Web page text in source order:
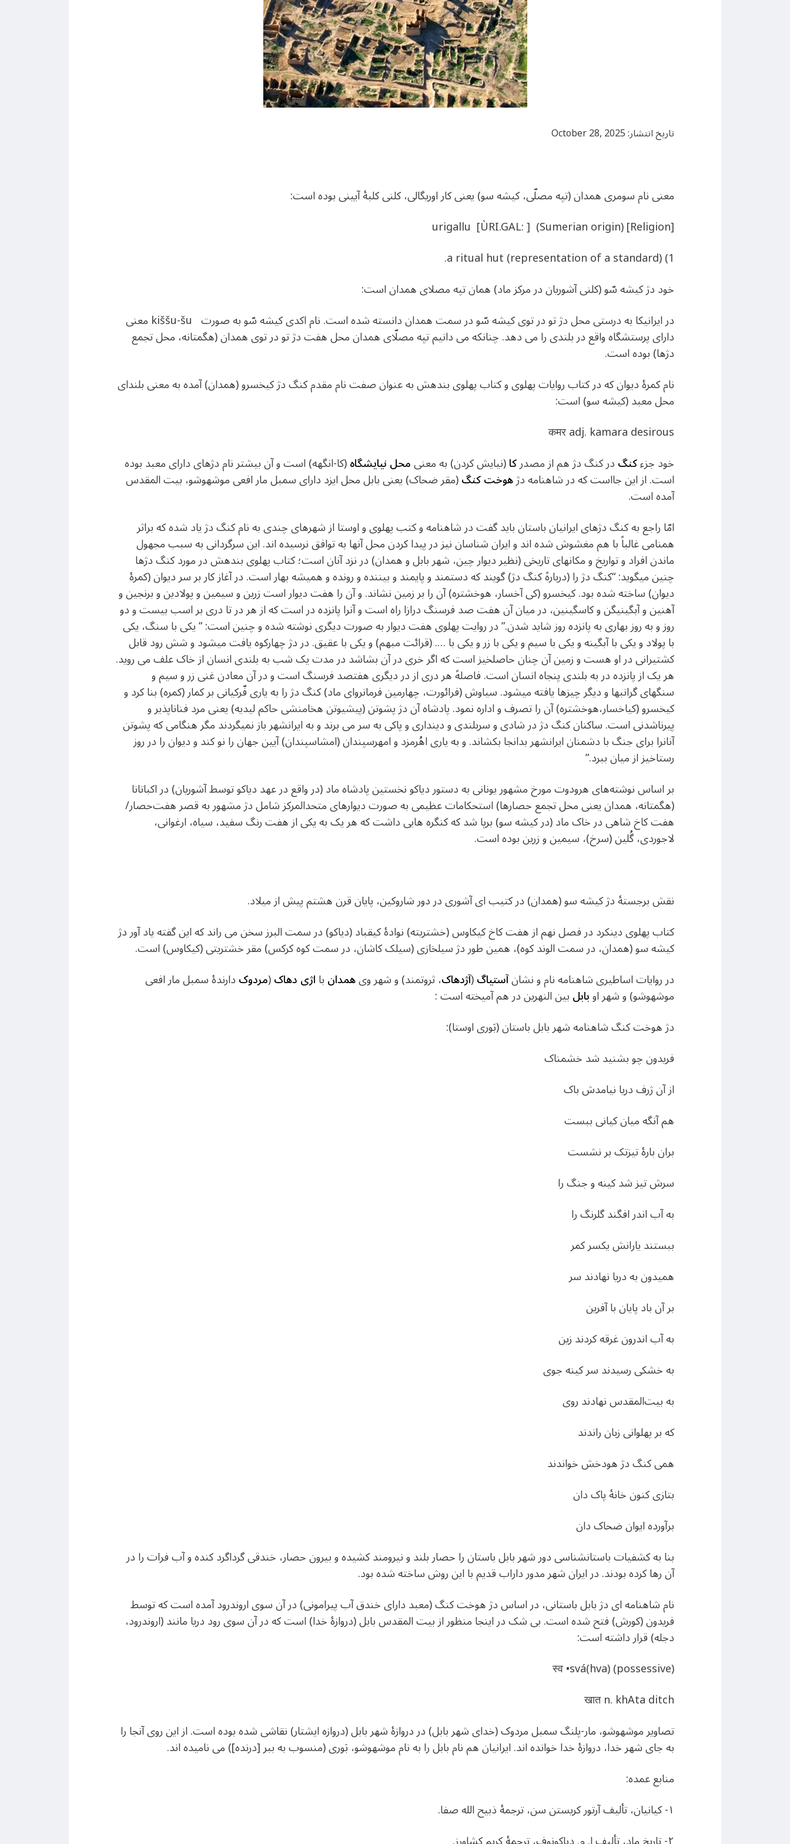
تاریخ انتشار: October 28, 2025
معنی نام سومری همدان (تپه مصلّی، کیشه سو) یعنی کار اوریگالی، کلنی کلبۀ آیینی بوده است:
urigallu [ÙRI.GAL: ] (Sumerian origin) [Religion]
1) a ritual hut (representation of a standard).
خود دژ کیشه سّو (کلنی آشوریان در مرکز ماد) همان تپه مصلای همدان است:
در ایرانیکا به درستی محل دژ تو در توی کیشه سّو در سمت همدان دانسته شده است. نام اکدی کیشه سّو به صورت kiššu-šu معنی
دارای پرستشگاه واقع در بلندی را می دهد. چنانکه می دانیم تپه مصلّای همدان محل هفت دژ تو در توی همدان (هگمتانه، محل تجمع
دژها) بوده است.
نام کمرهٔ دیوان که در کتاب روایات پهلوی و کتاب پهلوی بندهش به عنوان صفت نام مقدم کنگ دژ کیخسرو (همدان) آمده به معنی بلندای
محل معبد (کیشه سو) است:
कमर adj. kamara desirous
خود جزءکنگدر کنگ دژ هم از مصدرکا(نیایش کردن) به معنیمحل نیایشگاه(کا-انگهه) است و آن بیشتر نام دژهای دارای معبد بوده
است. از این جااست که در شاهنامه دژهوخت کنگ(مقر ضحاک) یعنی بابل محل ایزد دارای سمبل مار افعی موشهوشو، بیت المقدس
آمده است.
امّا راجع به کنگ دژهای ایرانیان باستان باید گفت در شاهنامه و کتب پهلوی و اوستا از شهرهای چندی به نام کنگ دژ یاد شده که براثر
همنامی غالباً با هم مغشوش شده اند و ایران شناسان نیز در پیدا کردن محل آنها به توافق نرسیده اند. این سرگردانی به سبب مجهول
ماندن افراد و تواریخ و مکانهای تاریخی (نظیر دیوار چین، شهر بابل و همدان) در نزد آنان است؛ کتاب پهلوی بندهش در مورد کنگ دژها
چنین میگوید: “کنگ دژ را (دربارهً کنگ دژ) گویند که دستمند و پایمند و بیننده و رونده و همیشه بهار است. در آغاز کار بر سر دیوان (کمرهٔ
دیوان) ساخته شده بود. کیخسرو (کی آخسار، هوخشتره) آن را بر زمین نشاند. و آن را هفت دیوار است زرین و سیمین و پولادین و برنجین و
آهنین و آبگینیگن و کاسگینین، در میان آن هفت صد فرسنگ درازا راه است و آنرا پانزده در است که از هر در تا دری بر اسب بیست و دو
روز و به روز بهاری به پانزده روز شاید شدن.” در روایت پهلوی هفت دیوار به صورت دیگری نوشته شده و چنین است: ” یکی با سنگ، یکی
با پولاد و یکی با آبگینه و یکی با سیم و یکی با زر و یکی با …. (قرائت مبهم) و یکی با عقیق. در دژ چهارکوه یافت میشود و شش رود قابل
کشتیرانی در او هست و زمین آن چنان حاصلخیز است که اگر خری در آن بشاشد در مدت یک شب به بلندی انسان از خاک علف می روید.
هر یک از پانزده در به بلندی پنجاه انسان است. فاصلهً هر دری از در دیگری هفتصد فرسنگ است و در آن معادن غنی زر و سیم و
سنگهای گرانبها و دیگر چیزها یافته میشود. سیاوش (فرائورت، چهارمین فرمانروای ماد) کنگ دژ را به یاری فّرکیانی بر کمار (کمره) بنا کرد و
کیخسرو (کیاخسار،هوخشتره) آن را تصرف و اداره نمود. پادشاه آن دژ پشوتن (پیشیوتن هخامنشی حاکم لیدیه) یعنی مرد فناناپذیر و
پیرناشدنی است. ساکنان کنگ دژ در شادی و سربلندی و دینداری و پاکی به سر می برند و به ایرانشهر باز نمیگردند مگر هنگامی که پشوتن
آنانرا برای جنگ با دشمنان ایرانشهر بدانجا بکشاند. و به یاری اهُرمزد و امهرسپندان (امشاسپندان) آیین جهان را نو کند و دیوان را در روز
رستاخیز از میان ببرد.”
بر اساس نوشته‌های هرودوت مورخ مشهور یونانی به دستور دیاکو نخستین پادشاه ماد (در واقع در عهد دیاکو توسط آشوریان) در اکباتانا
(هگمتانه، همدان یعنی محل تجمع حصارها) استحکامات عظیمی به صورت دیوارهای متحدالمرکز شامل دژ مشهور به قصر هفت‌حصار/
هفت کاخ‌ شاهی در خاک ماد (در کیشه سو) برپا شد که کنگره هایی داشت که هر یک به یکی از هفت رنگ سفید، سیاه، ارغوانی،
لاجوردی، گُلین (سرخ)، سیمین و زرین بوده است.
نقش برجستۀ دژ کیشه سو (همدان) در کتیب ای آشوری در دور شاروکین، پایان قرن هشتم پیش از میلاد.
کتاب پهلوی دینکرد در فصل نهم از هفت کاخ کیکاوس (خشتریته) نوادهٔ کیقباد (دیاکو) در سمت البرز سخن می راند که این گفته یاد آور دژ
کیشه سو (همدان، در سمت الوند کوه)، همین طور دژ سیلخازی (سیلک کاشان، در سمت کوه کرکس) مقر خشتریتی (کیکاوس) است.
در روایات اساطیری شاهنامه نام و نشانآستیاگ(آژدهاک، ثروتمند) و شهر ویهمدانبااژی دهاک(مردوکدارندهٔ سمبل مار افعی
موشهوشو) و شهر اوبابلبین النهرین در هم آمیخته است :
دژ هوخت کنگ شاهنامه شهر بابل باستان (بَوری اوستا):
فریدون چو بشنید شد خشمناک
از آن ژرف دریا نیامدش باک
هم آنگه میان کیانی ببست
بران بارهٔ تیزتک بر نشست
سرش تیز شد کینه و جنگ را
به آب اندر افگند گلرنگ را
ببستند یارانش یکسر کمر
همیدون به دریا نهادند سر
بر آن باد پایان با آفرین
به آب اندرون غرقه کردند زین
به خشکی رسیدند سر کینه جوی
به بیت‌المقدس نهادند روی
که بر پهلوانی زبان راندند
همی کنگ دژ هودخش خواندند
بتازی کنون خانهٔ پاک دان
برآورده ایوان ضحاک دان
بنا به کشفیات باستانشناسی دور شهر بابل باستان را حصار بلند و نیرومند کشیده و بیرون حصار، خندقی گرداگرد کنده و آب فرات را در
آن رها کرده بودند. در ایران شهر مدور داراب قدیم با این روش ساخته شده بود.
نام شاهنامه ای دژ بابل باستانی، در اساس دژ هوخت کنگ (معبد دارای خندق آب پیرامونی) در آن سوی اروندرود آمده است که توسط
فریدون (کورش) فتح شده است. بی شک در اینجا منظور از بیت المقدس بابل (دروازهٔ خدا) است که در آن سوی رود دریا مانند (اروندرود،
دجله) قرار داشته است:
स्व •svá(hva) (possessive)
खात n. khAta ditch
تصاویر موشهوشو، مار-پلنگ سمبل مردوک (خدای شهر بابل) در دروازهٔ شهر بابل (دروازه ایشتار) نقاشی شده بوده است. از این روی آنجا را
به جای شهر خدا، دروازهٔ خدا خوانده اند. ایرانیان هم نام بابل را به نام موشهوشو، بَوری (منسوب به ببر [درنده]) می نامیده اند.
منابع عمده:
١- کیانیان، تألیف آرتور کریستن سن، ترجمهٔ ذبیح الله صفا.